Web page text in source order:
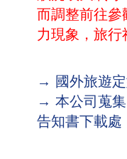
而調整前往參
力現象，旅行
→ 國外旅遊
→ 本公司蒐
告知書下載